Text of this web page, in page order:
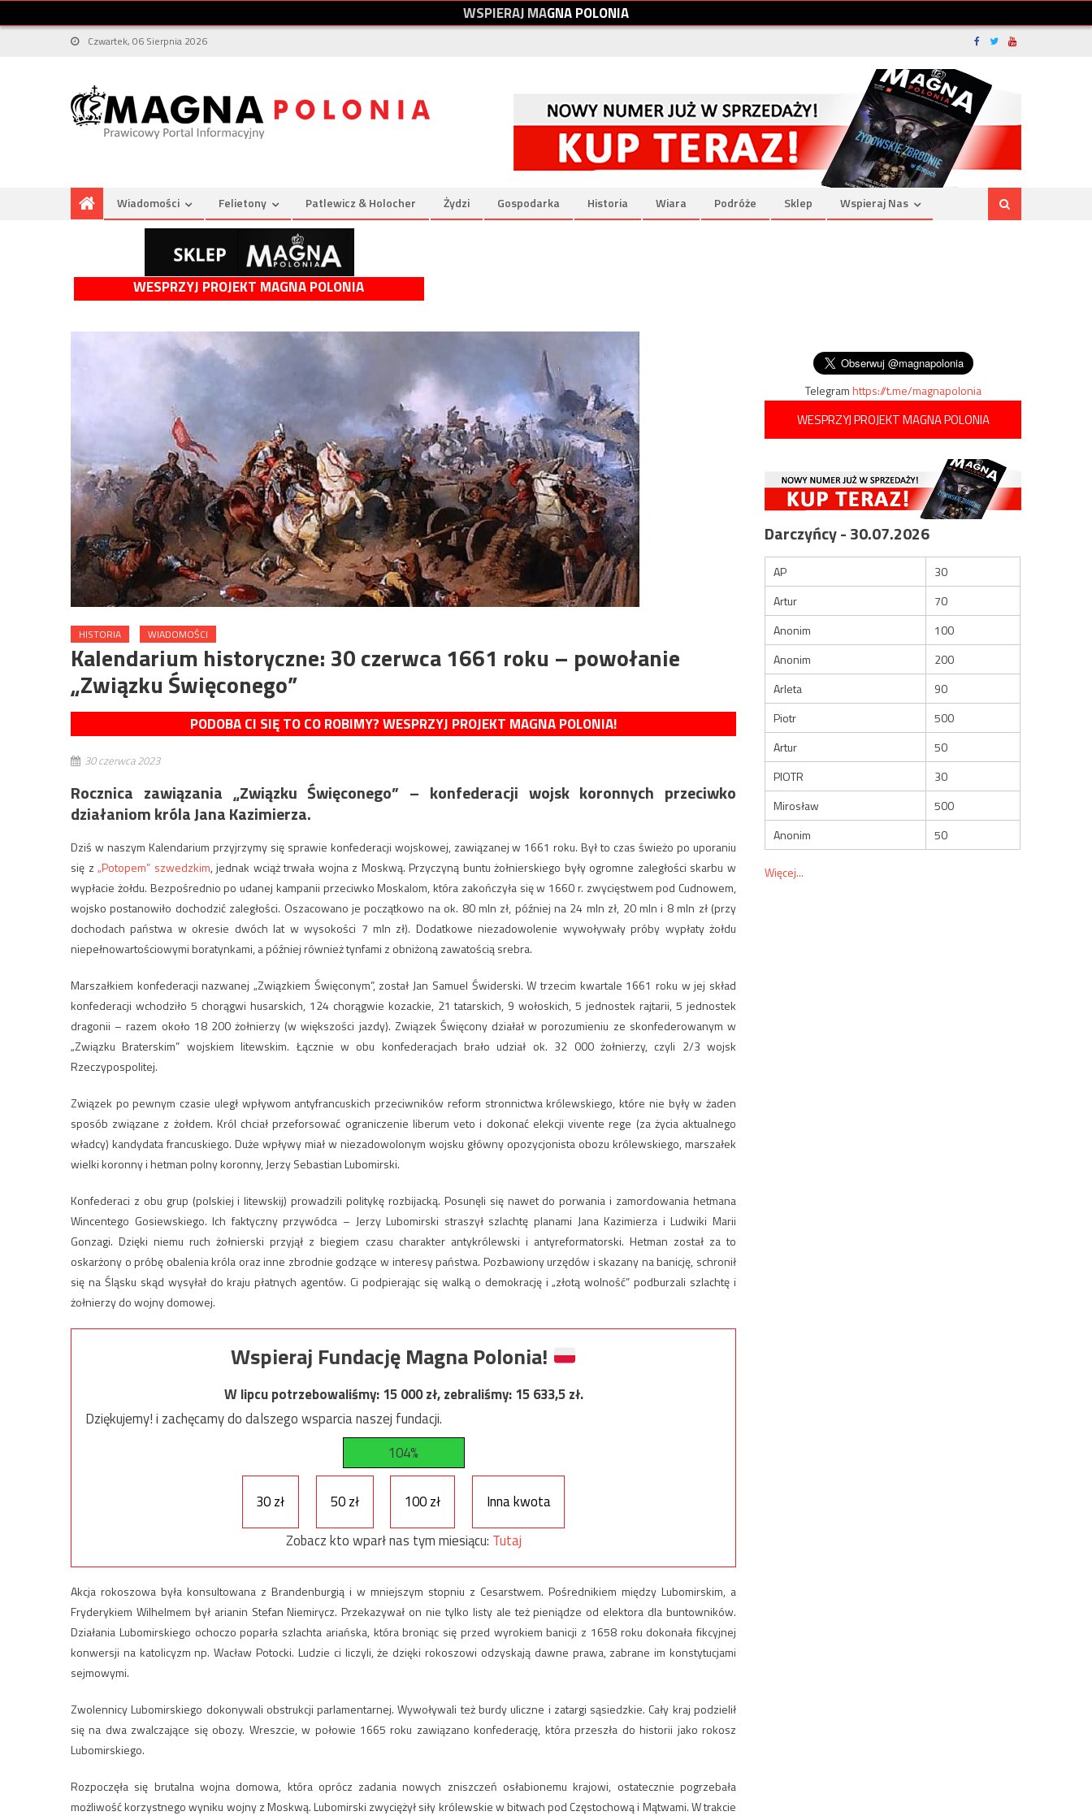
WSPIERAJMAGNAPOLONIA
Czwartek, 06 Sierpnia 2026
Wiadomości Felietony Patlewicz & Holocher Żydzi Gospodarka Historia Wiara Podróże Sklep Wspieraj Nas
WESPRZYJ PROJEKT MAGNA POLONIA
HISTORIA WIADOMOŚCI
Kalendarium historyczne: 30 czerwca 1661 roku – powołanie
„Związku Święconego”
PODOBA CI SIĘ TO CO ROBIMY? WESPRZYJ PROJEKT MAGNA POLONIA!
30 czerwca 2023
Rocznica zawiązania „Związku Święconego” – konfederacji wojsk koronnych przeciwko
działaniom króla Jana Kazimierza.
Dziś w naszym Kalendarium przyjrzymy się sprawie konfederacji wojskowej, zawiązanej w 1661 roku. Był to czas świeżo po uporaniu
się z„Potopem” szwedzkim, jednak wciąż trwała wojna z Moskwą. Przyczyną buntu żołnierskiego były ogromne zaległości skarbu w
wypłacie żołdu. Bezpośrednio po udanej kampanii przeciwko Moskalom, która zakończyła się w 1660 r. zwycięstwem pod Cudnowem,
wojsko postanowiło dochodzić zaległości. Oszacowano je początkowo na ok. 80 mln zł, później na 24 mln zł, 20 mln i 8 mln zł (przy
dochodach państwa w okresie dwóch lat w wysokości 7 mln zł). Dodatkowe niezadowolenie wywoływały próby wypłaty żołdu
niepełnowartościowymi boratynkami, a później również tynfami z obniżoną zawatością srebra.
Marszałkiem konfederacji nazwanej „Związkiem Święconym”, został Jan Samuel Świderski. W trzecim kwartale 1661 roku w jej skład
konfederacji wchodziło 5 chorągwi husarskich, 124 chorągwie kozackie, 21 tatarskich, 9 wołoskich, 5 jednostek rajtarii, 5 jednostek
dragonii – razem około 18 200 żołnierzy (w większości jazdy). Związek Święcony działał w porozumieniu ze skonfederowanym w
„Związku Braterskim” wojskiem litewskim. Łącznie w obu konfederacjach brało udział ok. 32 000 żołnierzy, czyli 2/3 wojsk
Rzeczypospolitej.
Związek po pewnym czasie uległ wpływom antyfrancuskich przeciwników reform stronnictwa królewskiego, które nie były w żaden
sposób związane z żołdem. Król chciał przeforsować ograniczenie liberum veto i dokonać elekcji vivente rege (za życia aktualnego
władcy) kandydata francuskiego. Duże wpływy miał w niezadowolonym wojsku główny opozycjonista obozu królewskiego, marszałek
wielki koronny i hetman polny koronny, Jerzy Sebastian Lubomirski.
Konfederaci z obu grup (polskiej i litewskij) prowadzili politykę rozbijacką. Posunęli się nawet do porwania i zamordowania hetmana
Wincentego Gosiewskiego. Ich faktyczny przywódca – Jerzy Lubomirski straszył szlachtę planami Jana Kazimierza i Ludwiki Marii
Gonzagi. Dzięki niemu ruch żołnierski przyjął z biegiem czasu charakter antykrólewski i antyreformatorski. Hetman został za to
oskarżony o próbę obalenia króla oraz inne zbrodnie godzące w interesy państwa. Pozbawiony urzędów i skazany na banicję, schronił
się na Śląsku skąd wysyłał do kraju płatnych agentów. Ci podpierając się walką o demokrację i „złotą wolność” podburzali szlachtę i
żołnierzy do wojny domowej.
Wspieraj Fundację Magna Polonia!
W lipcu potrzebowaliśmy:15 000zł, zebraliśmy:15 633,5zł.
Dziękujemy! i zachęcamy do dalszego wsparcia naszej fundacji.
104%
30 zł 50 zł 100 zł
Inna kwota
Zobacz kto wparł nas tym miesiącu: Tutaj
Akcja rokoszowa była konsultowana z Brandenburgią i w mniejszym stopniu z Cesarstwem. Pośrednikiem między Lubomirskim, a
Fryderykiem Wilhelmem był arianin Stefan Niemirycz. Przekazywał on nie tylko listy ale też pieniądze od elektora dla buntowników.
Działania Lubomirskiego ochoczo poparła szlachta ariańska, która broniąc się przed wyrokiem banicji z 1658 roku dokonała fikcyjnej
konwersji na katolicyzm np. Wacław Potocki. Ludzie ci liczyli, że dzięki rokoszowi odzyskają dawne prawa, zabrane im konstytucjami
sejmowymi.
Zwolennicy Lubomirskiego dokonywali obstrukcji parlamentarnej. Wywoływali też burdy uliczne i zatargi sąsiedzkie. Cały kraj podzielił
się na dwa zwalczające się obozy. Wreszcie, w połowie 1665 roku zawiązano konfederację, która przeszła do historii jako rokosz
Lubomirskiego.
Rozpoczęła się brutalna wojna domowa, która oprócz zadania nowych zniszczeń osłabionemu krajowi, ostatecznie pogrzebała
możliwość korzystnego wyniku wojny z Moskwą. Lubomirski zwyciężył siły królewskie w bitwach pod Częstochową i Mątwami. W trakcie
Telegramhttps://t.me/magnapolonia
WESPRZYJ PROJEKT MAGNA POLONIA
Darczyńcy - 30.07.2026
AP
30
Artur
70
Anonim
100
Anonim
200
Arleta
90
Piotr
500
Artur
50
PIOTR
30
Mirosław
500
Anonim
50
Więcej...